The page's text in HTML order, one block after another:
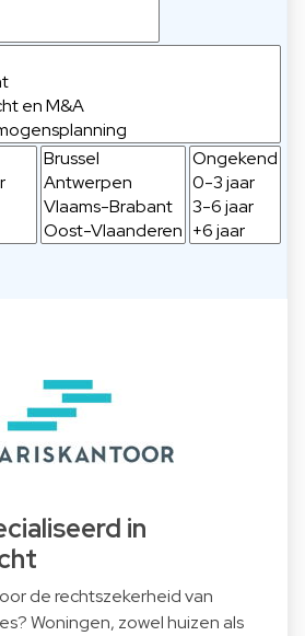
in
de rechtszekerheid van
Woningen, zowel huizen als